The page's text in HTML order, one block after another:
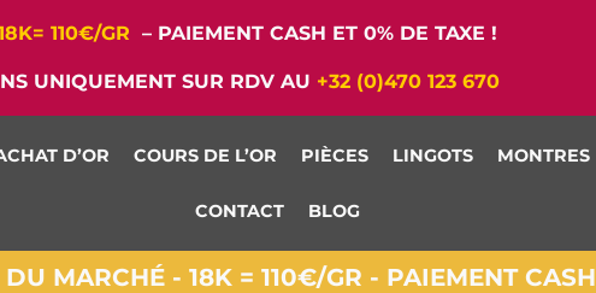
110€/GR – PAIEMENT CASH ET 0% DE TAXE !
UNIQUEMENT SUR RDV AU +32 (0)470 123 670
D’OR COURS DE L’OR PIÈCES LINGOTS MONTRES
CONTACT BLOG
MARCHÉ - 18K = 110€/GR - PAIEMENT CASH